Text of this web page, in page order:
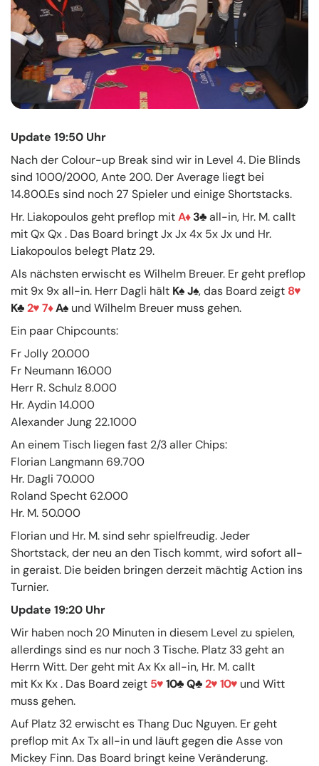
Update 19:50 Uhr
Nach der Colour-up Break sind wir in Level 4. Die Blinds
sind 1000/2000, Ante 200. Der Average liegt bei
14.800.Es sind noch 27 Spieler und einige Shortstacks.
Hr. Liakopoulos geht preflop mitA 3
all-in, Hr. M. callt
mit Qx Qx . Das Board bringt Jx Jx 4x 5x Jx und Hr.
Liakopoulos belegt Platz 29.
Als nächsten erwischt es Wilhelm Breuer. Er geht preflop
mit 9x 9x all-in. Herr Dagli hält K J , das Board zeigt 8
K
2 7 A
und Wilhelm Breuer muss gehen.
Ein paar Chipcounts:
Fr Jolly 20.000
Fr Neumann 16.000
Herr R. Schulz 8.000
Hr. Aydin 14.000
Alexander Jung 22.1000
An einem Tisch liegen fast 2/3 aller Chips:
Florian Langmann 69.700
Hr. Dagli 70.000
Roland Specht 62.000
Hr. M. 50.000
Florian und Hr. M. sind sehr spielfreudig. Jeder
Shortstack, der neu an den Tisch kommt, wird sofort all-
in geraist. Die beiden bringen derzeit mächtig Action ins
Turnier.
Update 19:20 Uhr
Wir haben noch 20 Minuten in diesem Level zu spielen,
allerdings sind es nur noch 3 Tische. Platz 33 geht an
Herrn Witt. Der geht mit Ax Kx all-in, Hr. M. callt
mit Kx Kx . Das Board zeigt 5 10 Q 2 10
und Witt
muss gehen.
Auf Platz 32 erwischt es Thang Duc Nguyen. Er geht
preflop mit Ax Tx all-in und läuft gegen die Asse von
Mickey Finn. Das Board bringt keine Veränderung.